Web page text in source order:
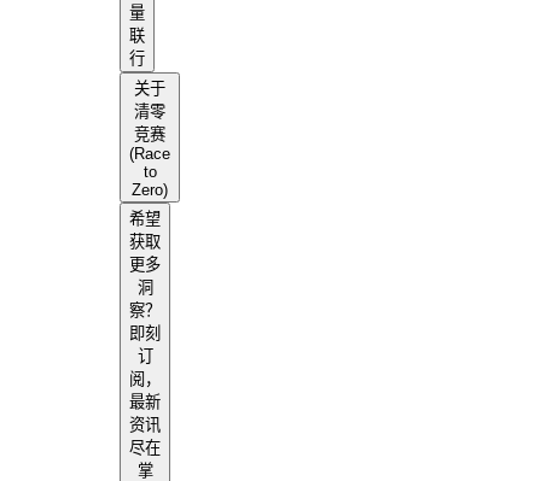
量
联
行
关于
清零
竞赛
(Race
to
Zero)
希望
获取
更多
洞
察？
即刻
订
阅，
最新
资讯
尽在
掌